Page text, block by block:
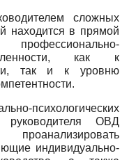
сложных
находится в прямой
как к
так и к уровню
психологических
руководителя ОВД
проанализировать
индивидуально-